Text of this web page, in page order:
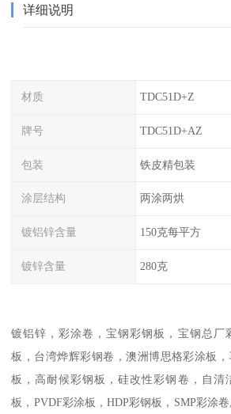
详细说明
材质 TDC51D+Z
牌号 TDC51D+AZ
包装 铁皮精包装
涂层结构 两涂两烘
镀铝锌含量 150克每平方
镀锌含量 280克
镀铝锌，彩涂卷，宝钢彩钢板，宝钢总厂
板，台湾烨辉彩钢卷，澳洲博思格彩涂板
板，高耐候彩钢板，硅改性彩钢卷，自清
板，PVDF彩涂板，HDP彩钢板，SMP彩涂